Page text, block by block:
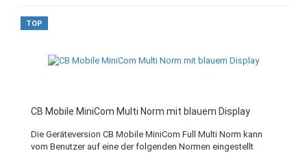
TOP
CB Mobile MiniCom Multi Norm mit blauem Display
Die Geräteversion CB Mobile MiniCom Full Multi Norm kann
vom Benutzer auf eine der folgenden Normen eingestellt